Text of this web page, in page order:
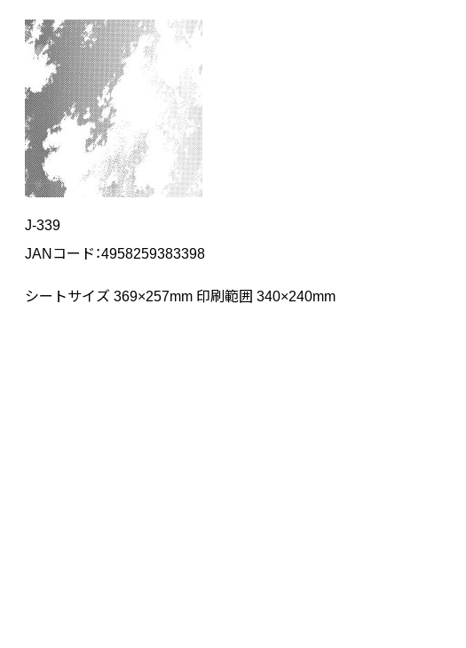
J-339
JANコード：4958259383398
シートサイズ 369×257mm 印刷範囲 340×240mm